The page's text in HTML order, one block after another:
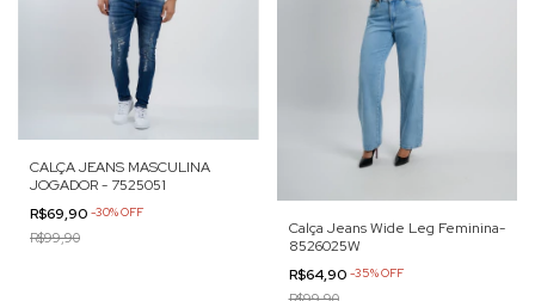
CALÇA JEANS MASCULINA
JOGADOR - 7525051
R$69,90 -30%OFF
R$99,90
Calça Jeans Wide Leg Feminina-
8526025W
R$64,90 -35%OFF